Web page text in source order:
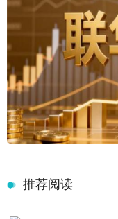
推荐阅读